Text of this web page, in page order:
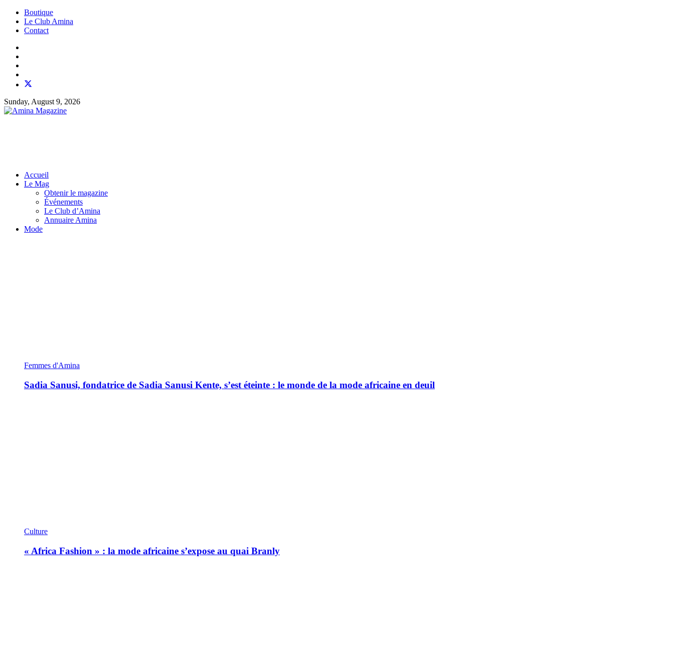
Boutique
Le Club Amina
Contact
Sunday, August 9, 2026
Accueil
Le Mag
Obtenir le magazine
Événements
Le Club d’Amina
Annuaire Amina
Mode
Femmes d'Amina
Sadia Sanusi, fondatrice de Sadia Sanusi Kente, s’est éteinte : le monde de la mode africaine en deuil
Culture
« Africa Fashion » : la mode africaine s’expose au quai Branly